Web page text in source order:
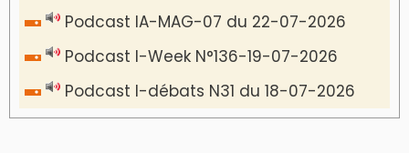
Podcast IA-MAG-07 du 22-07-2026
Podcast I-Week N°136-19-07-2026
Podcast I-débats N31 du 18-07-2026